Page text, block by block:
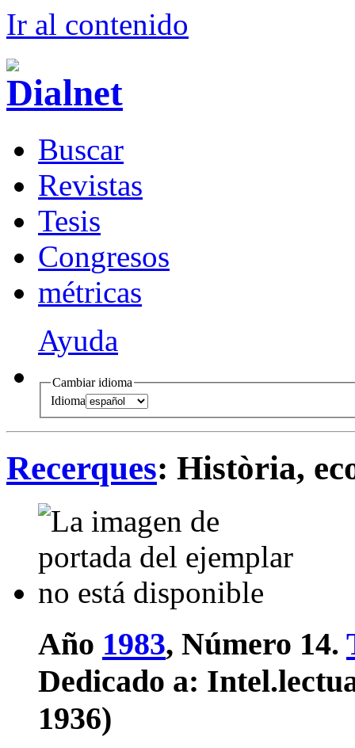
Ir al contenido
Buscar
Revistas
Tesis
Congresos
métricas
Ayuda
Cambiar idioma
Idioma
Recerques: Història,
Año 1983, Número 14.
Dedicado a:
1936)